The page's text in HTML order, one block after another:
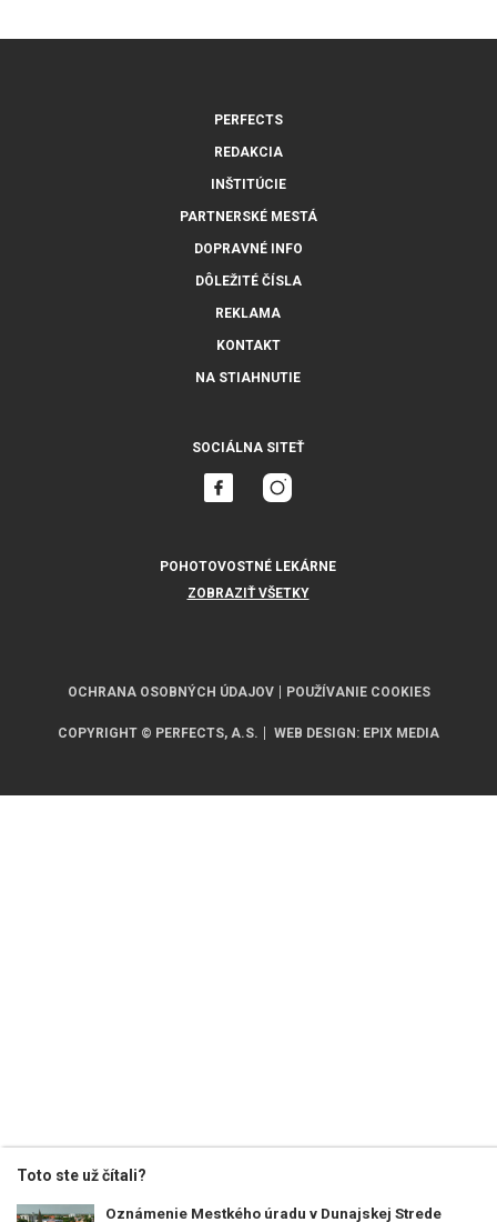
Toto ste už čítali?
Oznámenie Mestkého úradu v Dunajskej Strede
PERFECTS
REDAKCIA
INŠTITÚCIE
PARTNERSKÉ MESTÁ
DOPRAVNÉ INFO
DÔLEŽITÉ ČÍSLA
REKLAMA
KONTAKT
NA STIAHNUTIE
SOCIÁLNA SITEŤ
POHOTOVOSTNÉ LEKÁRNE
ZOBRAZIŤ VŠETKY
OCHRANA OSOBNÝCH ÚDAJOV POUŽÍVANIE COOKIES
COPYRIGHT © PERFECTS, A.S. WEB DESIGN : EPIX MEDIA